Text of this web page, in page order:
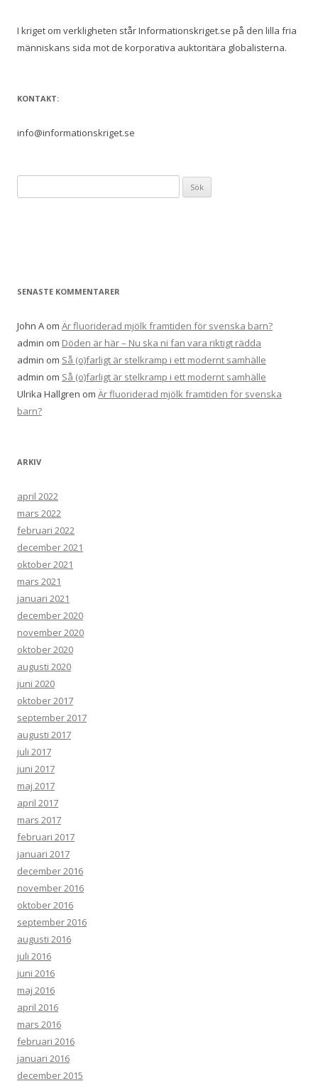
I kriget om verkligheten står Informationskriget.se på den lilla fria
människans sida mot de korporativa auktoritära globalisterna.
KONTAKT:
info@informationskriget.se
ö
e
:
SENASTE KOMMENTARER
John A om Är fluoriderad mjölk framtiden för svenska barn?
admin om Döden är här – Nu ska ni fan vara riktigt rädda
admin om Så (o)farligt är stelkramp i ett modernt samhälle
admin om Så (o)farligt är stelkramp i ett modernt samhälle
Ulrika Hallgren om Är fluoriderad mjölk framtiden för svenska
barn?
ARKIV
april 2022
mars 2022
februari 2022
december 2021
oktober 2021
mars 2021
januari 2021
december 2020
november 2020
oktober 2020
augusti 2020
juni 2020
oktober 2017
september 2017
augusti 2017
juli 2017
juni 2017
maj 2017
april 2017
mars 2017
februari 2017
januari 2017
december 2016
november 2016
oktober 2016
september 2016
augusti 2016
juli 2016
juni 2016
maj 2016
april 2016
mars 2016
februari 2016
januari 2016
december 2015